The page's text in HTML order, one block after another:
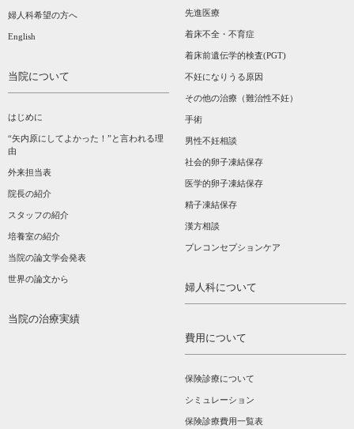
婦人科希望の方へ
English
当院について
はじめに
“矢内原にしてよかった！”と言われる理
由
外来担当表
院長の紹介
スタッフの紹介
培養室の紹介
当院の論文学会発表
世界の論文から
当院の治療実績
先進医療
着床不全・不育症
着床前遺伝学的検査(PGT)
不妊になりうる原因
その他の治療（難治性不妊）
手術
男性不妊相談
社会的卵子凍結保存
医学的卵子凍結保存
精子凍結保存
漢方相談­
プレコンセプションケア
婦人科について
費用について
保険診療について
シミュレーション
保険診療費用一覧表